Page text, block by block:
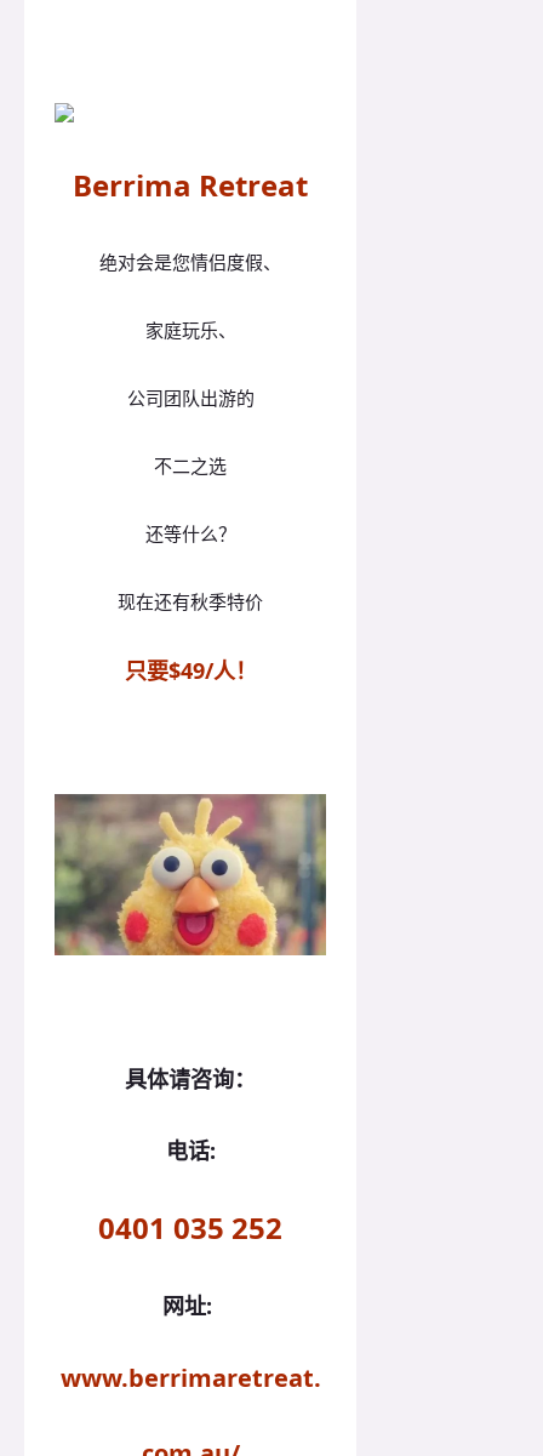
Berrima Retreat
绝对会是您情侣度假、
家庭玩乐、
公司团队出游的
不二之选
还等什么？
现在还有秋季特价
只要$49/人！
具体请咨询：
电话:
0401 035 252
网址:
www.berrimaretreat.